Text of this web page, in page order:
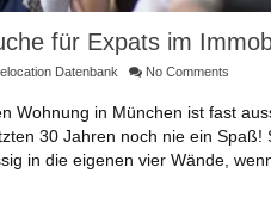
für Expats im
Datenbank No Comments
Wohnung in München ist fast
30 Jahren noch nie ein
in die eigenen vier Wände,